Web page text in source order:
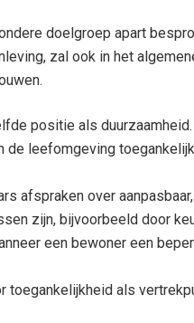
doelgroep apart
zal ook in het
positie als
leefomgeving
afspraken over
zijn, bijvoorbeeld door
een bewoner een
toegankelijkheid als